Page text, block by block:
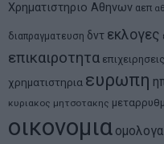
Χρηματιστηριο Αθηνων αεπ
διαπραγματευση δντ εκλογες
επικαιροτητα επιχειρησεις
χρηματιστηρια ευρωπη
κυριακος μητσοτακης
οικονομια ομολογα